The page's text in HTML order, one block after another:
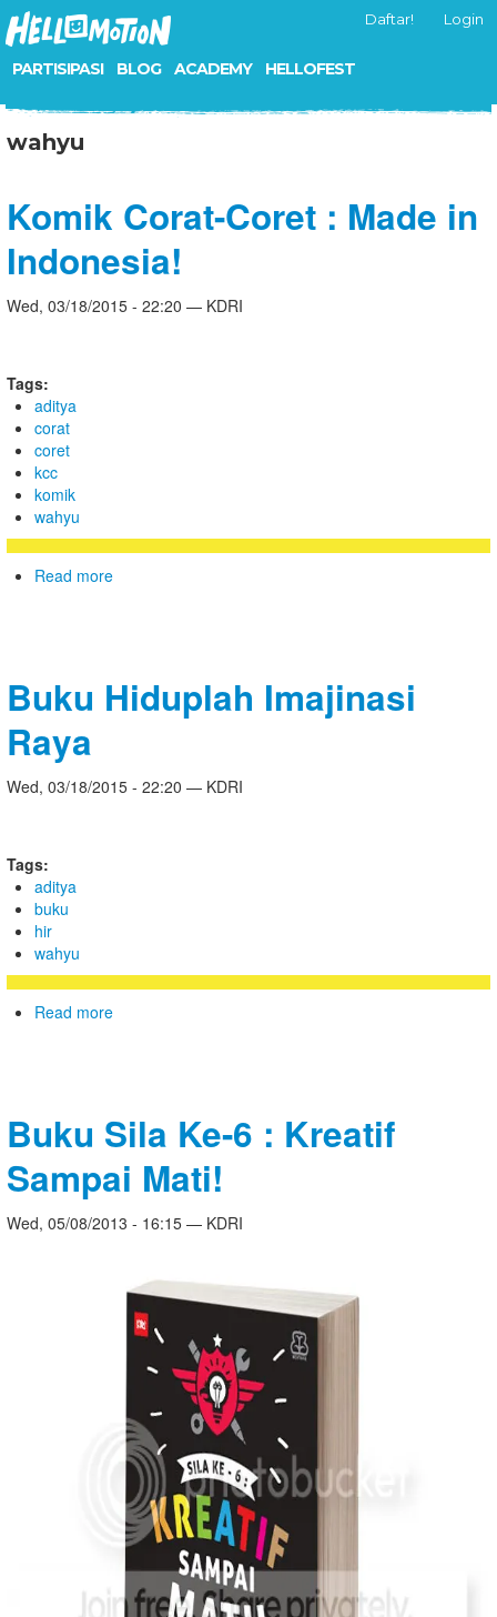
PARTISIPASI BLOG ACADEMY HELLOFEST
Daftar! Login
wahyu
Komik Corat-Coret : Made in
Indonesia!
Wed, 03/18/2015 - 22:20 — KDRI
Tags:
aditya
corat
coret
kcc
komik
wahyu
Read more
Buku Hiduplah Imajinasi
Raya
Wed, 03/18/2015 - 22:20 — KDRI
Tags:
aditya
buku
hir
wahyu
Read more
Buku Sila Ke-6 : Kreatif
Sampai Mati!
Wed, 05/08/2013 - 16:15 — KDRI